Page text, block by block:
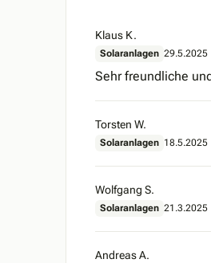
Klaus K.
Solaranlagen 29.5.2025
Sehr freundliche
Torsten W.
Solaranlagen 18.5.2025
Wolfgang S.
Solaranlagen 21.3.2025
Andreas A.